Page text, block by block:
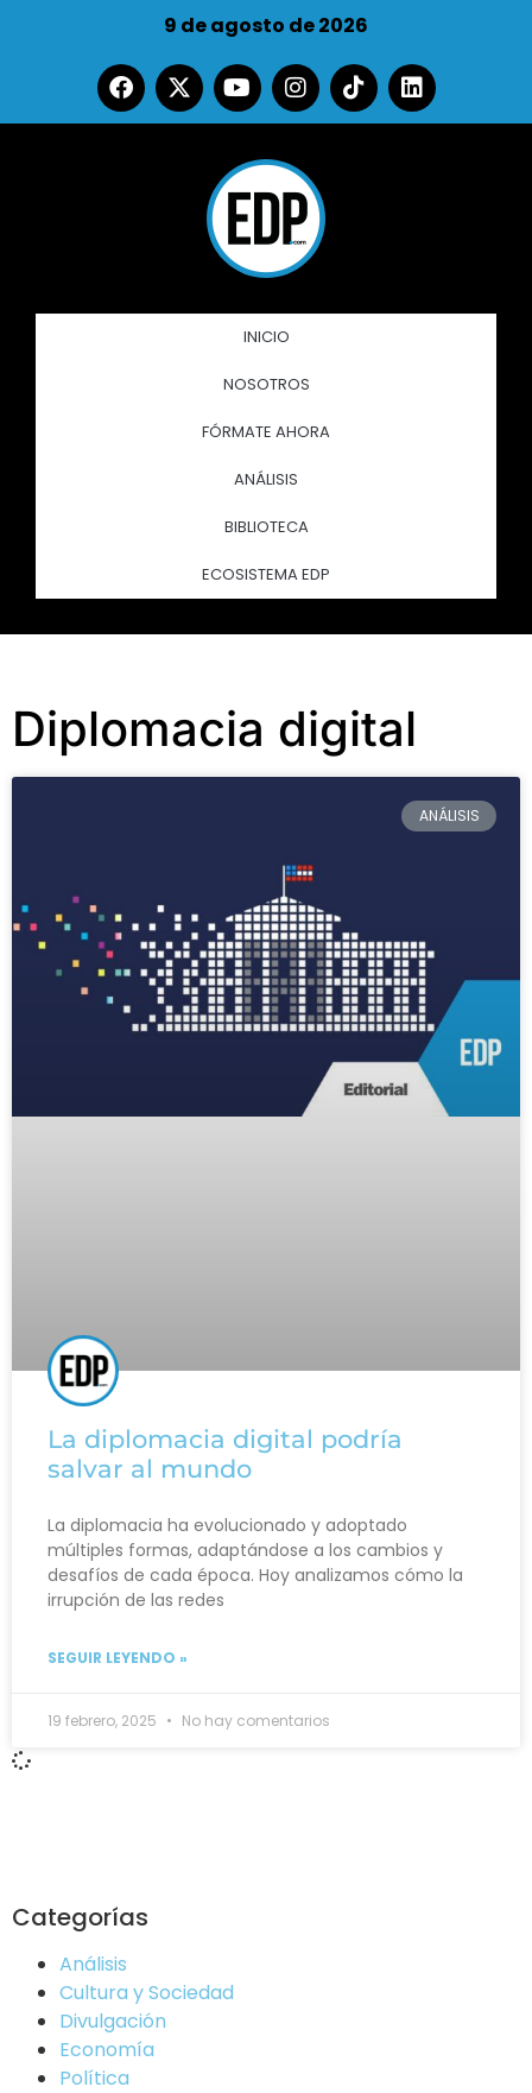
9 de agosto de 2026
INICIO
NOSOTROS
FÓRMATE AHORA
ANÁLISIS
BIBLIOTECA
ECOSISTEMA EDP
Diplomacia digital
ANÁLISIS
La diplomacia digital podría
salvar al mundo
La diplomacia ha evolucionado y adoptado
múltiples formas, adaptándose a los cambios y
desafíos de cada época. Hoy analizamos cómo la
irrupción de las redes
SEGUIR LEYENDO »
19 febrero, 2025 No hay comentarios
Categorías
Análisis
Cultura y Sociedad
Divulgación
Economía
Política